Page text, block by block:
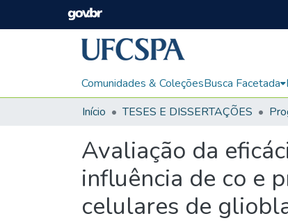
Comunidades & ColeçõesBusca Facetada
Início
TESES E DISSERTAÇÕES
Avaliação da
influência de co e
celulares de